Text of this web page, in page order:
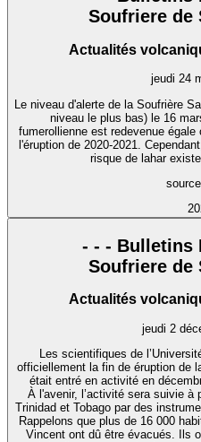
Soufriere de
Actualités
jeudi 24
Le niveau d'alerte de la Soufrière
niveau le plus bas) le 16
fumerollienne est redevenue
l'éruption de 2020-2021.
risque de lahar
- - - Bulletins
Soufriere de
Actualités
jeudi 2
Les scientifiques de
officiellement la fin de éruption de
était entré en activité en
À l'avenir, l’activité sera suivie à
Trinidad et Tobago par des
Rappelons que plus de 16 000
Vincent ont dû être évacués. Ils